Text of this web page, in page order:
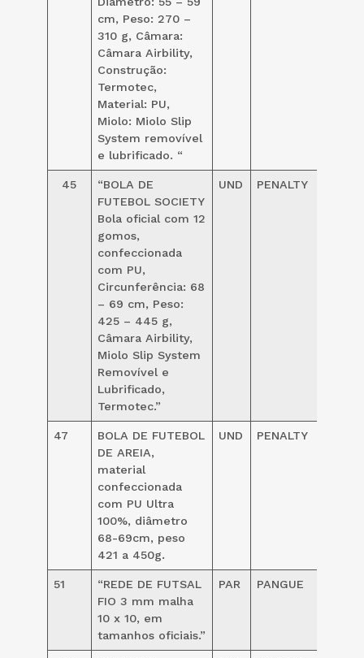
cm, Peso: 270 –
310 g, Câmara:
Câmara Airbility,
Construção:
Termotec,
Material: PU,
Miolo: Miolo Slip
System removível
e lubrificado. “
45
“BOLA DE
FUTEBOL SOCIETY
Bola oficial com 12
gomos,
confeccionada
com PU,
Circunferência: 68
– 69 cm, Peso:
425 – 445 g,
Câmara Airbility,
Miolo Slip System
Removível e
Lubrificado,
Termotec.”
UND PENALTY
47
BOLA DE FUTEBOL
DE AREIA,
material
confeccionada
com PU Ultra
100%, diâmetro
68-69cm, peso
421 a 450g.
UND PENALTY
51
“REDE DE FUTSAL
FIO 3 mm malha
10 x 10, em
tamanhos oficiais.”
PAR PANGUE